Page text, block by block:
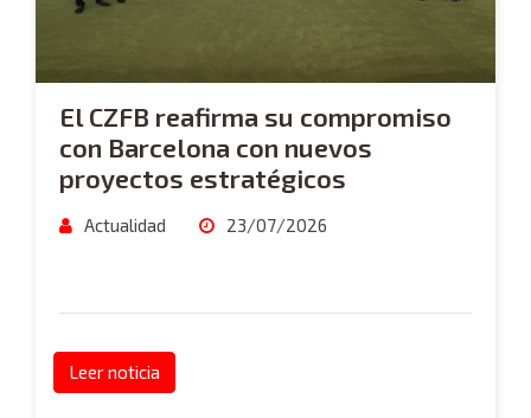
El CZFB reafirma su compromiso
con Barcelona con nuevos
proyectos estratégicos
Actualidad 23/07/2026
Leer noticia